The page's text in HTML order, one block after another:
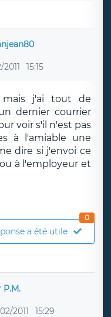
2011 15:15
mais j'ai tout de
dernier courrier
voir s'il n'est pas
à l'amiable une
dire si j'envoi ce
à l'employeur et
a été utile
0
P.M.
2011 15:29